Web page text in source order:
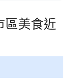
區美食近